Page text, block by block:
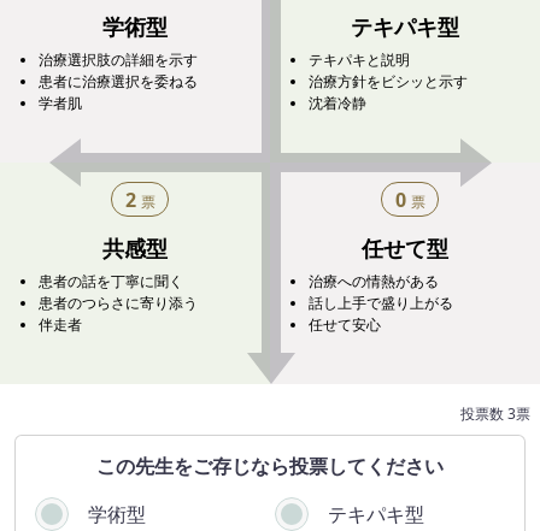
学術型
治療選択肢の詳細を示す
患者に治療選択を委ねる
学者肌
テキパキ型
テキパキと説明
治療方針をビシッと示す
沈着冷静
2 票
共感型
患者の話を丁寧に聞く
患者のつらさに寄り添う
伴走者
0 票
任せて型
治療への情熱がある
話し上手で盛り上がる
任せて安心
投票数 3票
この​先生を​ご存じなら​投票してください
学術型
テキパキ型